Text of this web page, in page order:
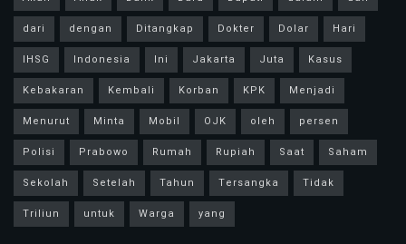
dari
dengan Ditangkap Dokter Dolar
Hari
IHSG
Indonesia Ini Jakarta Juta
Kasus
Kebakaran
Kembali Korban KPK
Menjadi
Menurut
Minta Mobil OJK oleh
persen
Polisi
Prabowo Rumah Rupiah Saat
Saham
Sekolah
Setelah Tahun Tersangka
Tidak
Triliun
untuk Warga yang